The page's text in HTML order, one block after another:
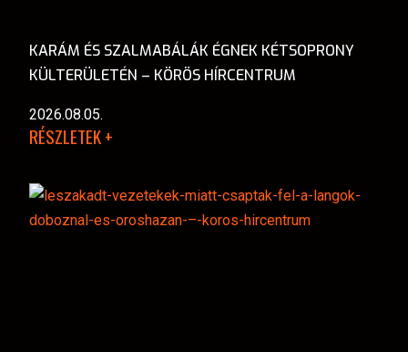
KARÁM ÉS SZALMABÁLÁK ÉGNEK KÉTSOPRONY
KÜLTERÜLETÉN – KÖRÖS HÍRCENTRUM
2026.08.05.
RÉSZLETEK +